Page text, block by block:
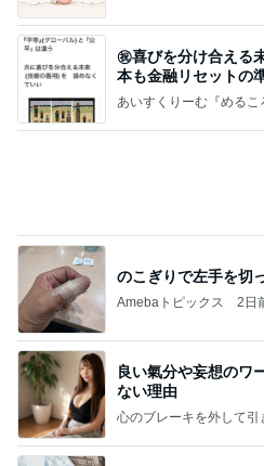
㊗️喜びを分け合える
本も⾦融リセットの
あいすくりーむ『めるこ
のこぎりで左手を切
Amebaトピックス 2日
良い氣分や妄想のワ
ない理由
心のブレーキを外して